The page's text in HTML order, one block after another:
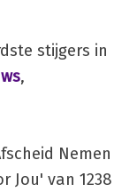
stijgers in
,
Nemen
Jou' van 1238